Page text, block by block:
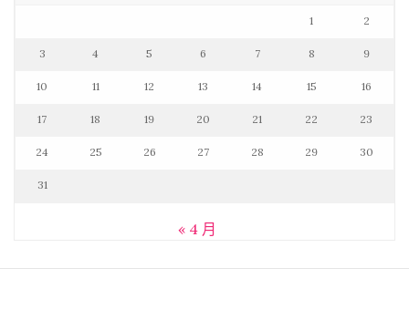
1 2
3 4 5 6 7 8 9
10 11 12 13 14 15 16
17 18 19 20 21 22 23
24 25 26 27 28 29 30
31
« 4 月